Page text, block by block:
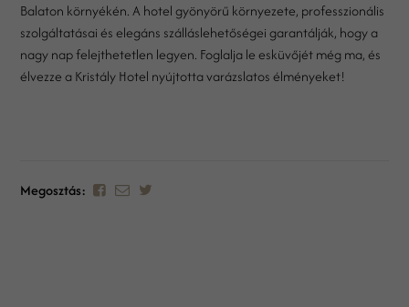
Balaton környékén. A hotel gyönyörű környezete, professzionális
szolgáltatásai és elegáns szálláslehetőségei garantálják, hogy a
nagy nap felejthetetlen legyen. Foglalja le esküvőjét még ma, és
élvezze a Kristály Hotel nyújtotta varázslatos élményeket!
Megosztás: